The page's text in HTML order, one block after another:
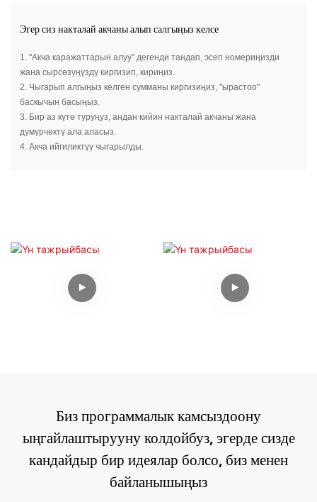
Эгер сиз накталай акчаны алып салгыңыз келсе
1. "Акча каражаттарын алуу" дегенди тандап, эсеп номериңизди
жана сырсөзүңүздү киргизип, кириңиз.
2. Чыгарып алгыңыз келген сумманы киргизиңиз, "ырастоо"
баскычын басыңыз.
3. Бир аз күтө туруңуз, андан кийин накталай акчаны жана
дүмүрчөктү ала аласыз.
4. Акча ийгиликтүү чыгарылды.
Биз программалык камсыздоону
ыңгайлаштырууну колдойбуз, эгерде сизде
кандайдыр бир идеялар болсо, биз менен
байланышыңыз